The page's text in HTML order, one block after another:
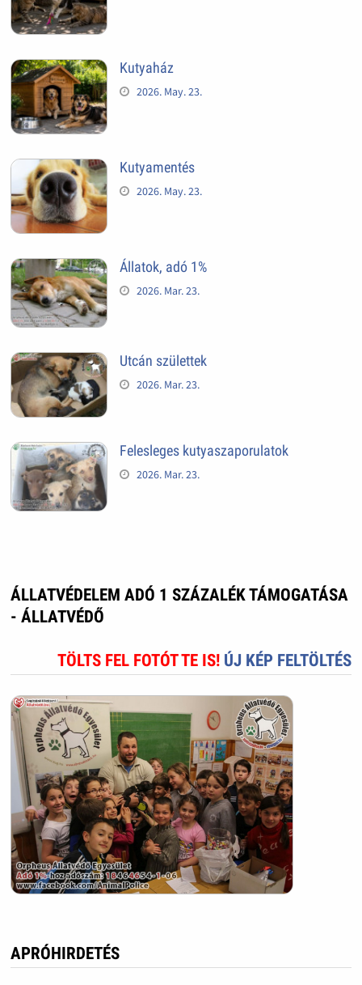
Kutyaház
2026. May. 23.
Kutyamentés
2026. May. 23.
Állatok, adó 1%
2026. Mar. 23.
Utcán születtek
2026. Mar. 23.
Felesleges kutyaszaporulatok
2026. Mar. 23.
ÁLLATVÉDELEM ADÓ 1 SZÁZALÉK TÁMOGATÁSA
- ÁLLATVÉDŐ
TÖLTS FEL FOTÓT TE IS! ÚJ KÉP FELTÖLTÉS
APRÓHIRDETÉS